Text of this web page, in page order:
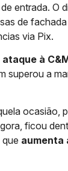
entrada. O
de
via Pix.
à
superou a
ocasião,
ficou
aumenta